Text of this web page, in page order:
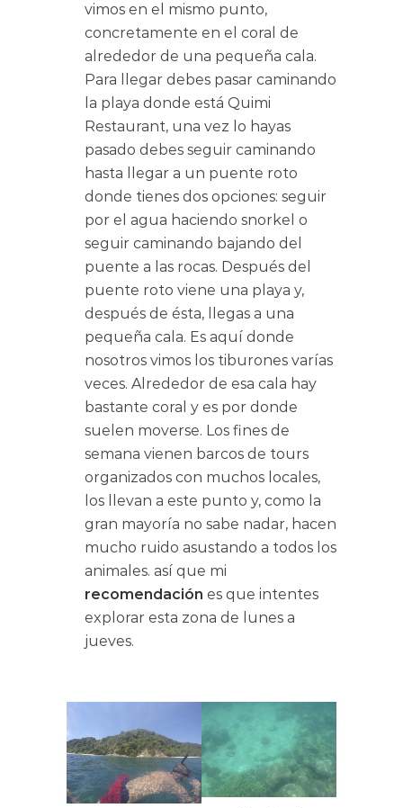
vimos en el mismo punto,
concretamente en el coral de
alrededor de una pequeña cala.
Para llegar debes pasar caminando
la playa donde está Quimi
Restaurant, una vez lo hayas
pasado debes seguir caminando
hasta llegar a un puente roto
donde tienes dos opciones: seguir
por el agua haciendo snorkel o
seguir caminando bajando del
puente a las rocas. Después del
puente roto viene una playa y,
después de ésta, llegas a una
pequeña cala. Es aquí donde
nosotros vimos los tiburones varías
veces. Alrededor de esa cala hay
bastante coral y es por donde
suelen moverse. Los fines de
semana vienen barcos de tours
organizados con muchos locales,
los llevan a este punto y, como la
gran mayoría no sabe nadar, hacen
mucho ruido asustando a todos los
animales. así que mi
recomendación es que intentes
explorar esta zona de lunes a
jueves.